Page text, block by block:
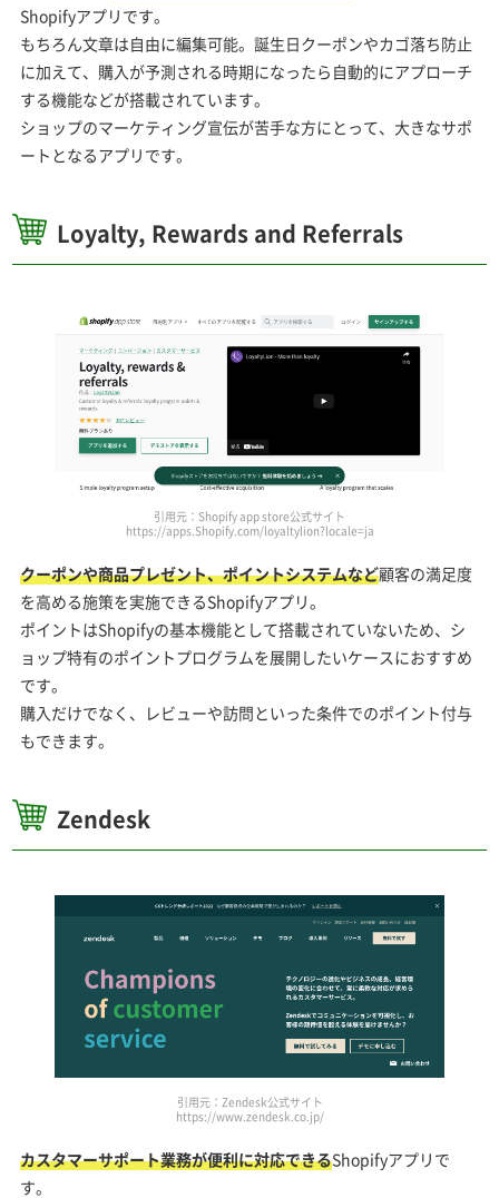
Shopifyアプリです。
もちろん文章は自由に編集可能。誕生日クーポンやカゴ落ち防止
に加えて、購入が予測される時期になったら自動的にアプローチ
する機能などが搭載されています。
ショップのマーケティング宣伝が苦手な方にとって、大きなサポ
ートとなるアプリです。
Loyalty, Rewards and Referrals
引用元：Shopify app store公式サイト
https://apps.Shopify.com/loyaltylion?locale=ja
クーポンや商品プレゼント、ポイントシステムなど顧客の満足度
を高める施策を実施できるShopifyアプリ。
ポイントはShopifyの基本機能として搭載されていないため、シ
ョップ特有のポイントプログラムを展開したいケースにおすすめ
です。
購入だけでなく、レビューや訪問といった条件でのポイント付与
もできます。
Zendesk
引用元：Zendesk公式サイト
https://www.zendesk.co.jp/
カスタマーサポート業務が便利に対応できるShopifyアプリで
す。